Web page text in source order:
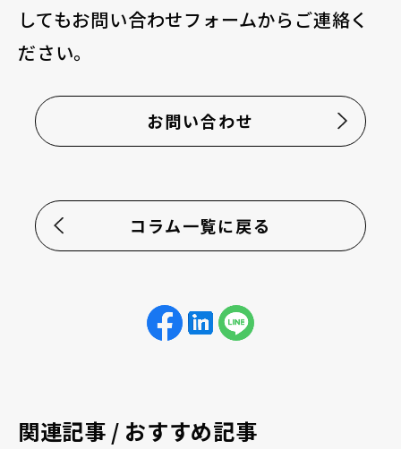
してもお問い合わせフォームからご連絡く
ださい。
お問い合わせ
コラム一覧に戻る
関連記事 / おすすめ記事